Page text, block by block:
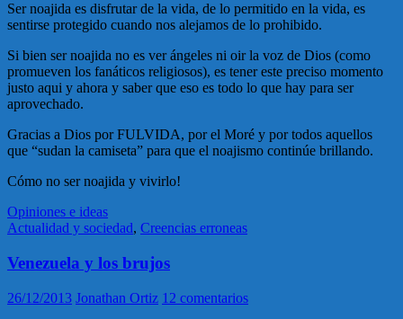
Ser noajida es disfrutar de la vida, de lo permitido en la vida, es
sentirse protegido cuando nos alejamos de lo prohibido.
Si bien ser noajida no es ver ángeles ni oir la voz de Dios (como
promueven los fanáticos religiosos), es tener este preciso momento
justo aqui y ahora y saber que eso es todo lo que hay para ser
aprovechado.
Gracias a Dios por FULVIDA, por el Moré y por todos aquellos
que “sudan la camiseta” para que el noajismo continúe brillando.
Cómo no ser noajida y vivirlo!
Opiniones e ideas
Actualidad y sociedad, Creencias erroneas
Venezuela y los brujos
26/12/2013 Jonathan Ortiz 12 comentarios